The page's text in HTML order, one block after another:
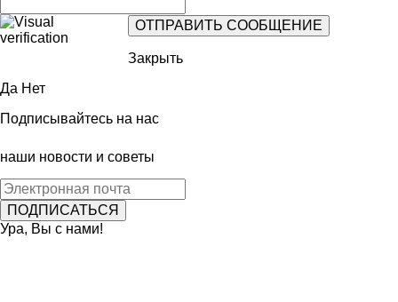
Закрыть
Да Нет
Подписывайтесь на нас
наши новости и советы
Ура, Вы с нами!